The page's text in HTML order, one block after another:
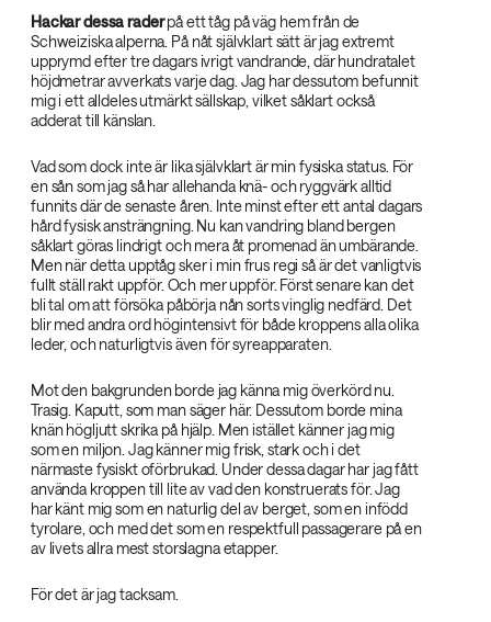
Hackar dessa raderpå ett tåg på väg hem från de
Schweiziska alperna. På nåt självklart sätt är jag extremt
upprymd efter tre dagars ivrigt vandrande, där hundratalet
höjdmetrar avverkats varje dag. Jag har dessutom befunnit
mig i ett alldeles utmärkt sällskap, vilket såklart också
adderat till känslan.
Vad som dock inte är lika självklart är min fysiska status. För
en sån som jag så har allehanda knä- och ryggvärk alltid
funnits där de senaste åren. Inte minst efter ett antal dagars
hård fysisk ansträngning. Nu kan vandring bland bergen
såklart göras lindrigt och mera åt promenad än umbärande.
Men när detta upptåg sker i min frus regi så är det vanligtvis
fullt ställ rakt uppför. Och mer uppför. Först senare kan det
bli tal om att försöka påbörja nån sorts vinglig nedfärd. Det
blir med andra ord högintensivt för både kroppens alla olika
leder, och naturligtvis även för syreapparaten.
Mot den bakgrunden borde jag känna mig överkörd nu.
Trasig. Kaputt, som man säger här. Dessutom borde mina
knän högljutt skrika på hjälp. Men istället känner jag mig
som en miljon. Jag känner mig frisk, stark och i det
närmaste fysiskt oförbrukad. Under dessa dagar har jag fått
använda kroppen till lite av vad den konstruerats för. Jag
har känt mig som en naturlig del av berget, som en infödd
tyrolare, och med det som en respektfull passagerare på en
av livets allra mest storslagna etapper.
För det är jag tacksam.